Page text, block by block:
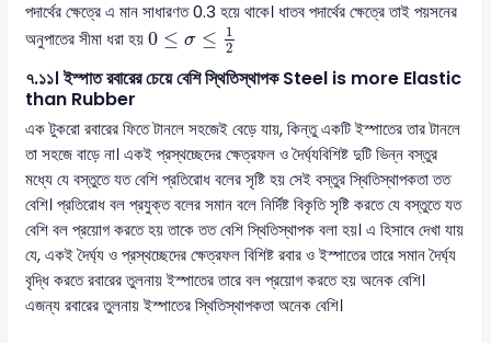
পদার্থের ক্ষেত্রে এ মান সাধারণত 0.3 হয়ে থাকে। ধাতব পদার্থের ক্ষেত্রে তাই পয়সনের
অনুপাতের সীমা ধরা হয়0 ≤ σ ≤
1
2
0≤σ≤12
৭.১১। ইস্পাত রবারের চেয়ে বেশি স্থিতিস্থাপক Steel is more Elastic
than Rubber
এক টুকরো রবারের ফিতে টানলে সহজেই বেড়ে যায়, কিন্তু একটি ইস্পাতের তার টানলে
তা সহজে বাড়ে না। একই প্রস্থচ্ছেদের ক্ষেত্রফল ও দৈর্ঘ্যবিশিষ্ট দুটি ভিন্ন বস্তুর
মধ্যে যে বস্তুতে যত বেশি প্রতিরোধ বলের সৃষ্টি হয় সেই বস্তুর স্থিতিস্থাপকতা তত
বেশি। প্রতিরোধ বল প্রযুক্ত বলের সমান বলে নির্দিষ্ট বিকৃতি সৃষ্টি করতে যে বস্তুতে যত
বেশি বল প্রয়োগ করতে হয় তাকে তত বেশি স্থিতিস্থাপক বলা হয়। এ হিসাবে দেখা যায়
যে, একই দৈর্ঘ্য ও প্রস্থচ্ছেদের ক্ষেত্রফল বিশিষ্ট রবার ও ইস্পাতের তারে সমান দৈর্ঘ্য
বৃদ্ধি করতে রবারের তুলনায় ইস্পাতের তারে বল প্রয়োগ করতে হয় অনেক বেশি।
এজন্য রবারের তুলনায় ইস্পাতের স্থিতিস্থাপকতা অনেক বেশি।